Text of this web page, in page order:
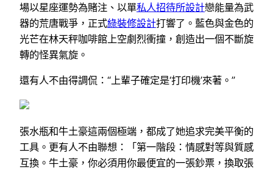
場以星座運勢為賭注、以單私人招待所設計戀能量為武
器的荒唐戰爭，正式綠裝修設計打響了。藍色與金色的
光芒在林天秤咖啡館上空劇烈衝撞，創造出一個不斷旋
轉的怪異氣旋。
還有人不由得調侃：“上輩子確定是‘打印機’來著。”
張水瓶和牛土豪這兩個極端，都成了她追求完美平衡的
工具。更有人不由聯想：「第一階段：情感對等與質感
互換。牛土豪，你必須用你最便宜的一張鈔票，換取張